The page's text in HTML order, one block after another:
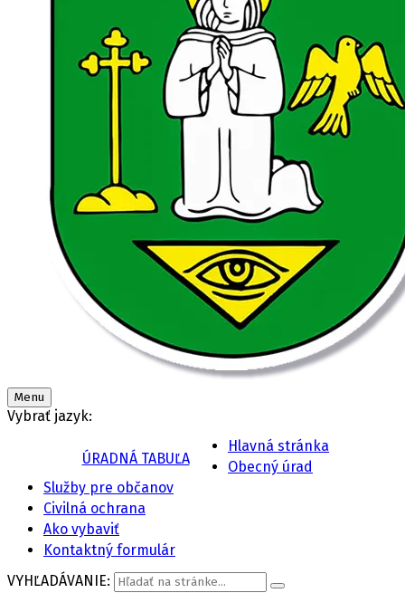
Menu
Vybrať jazyk:
ÚRADNÁ TABUĽA
Hlavná stránka
Obecný úrad
Služby pre občanov
Civilná ochrana
Ako vybaviť
Kontaktný formulár
VYHĽADÁVANIE: